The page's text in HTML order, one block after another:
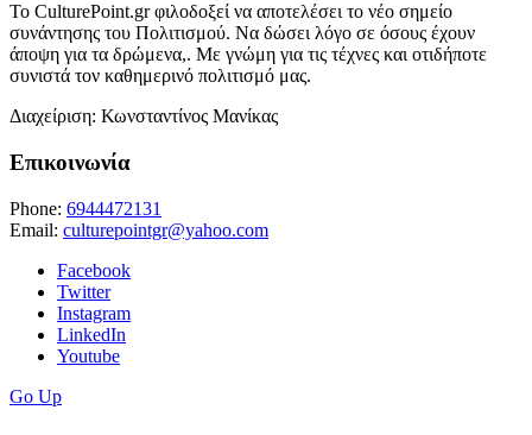
Το CulturePoint.gr φιλοδοξεί να αποτελέσει το νέο σημείο
συνάντησης του Πολιτισμού. Να δώσει λόγο σε όσους έχουν
άποψη για τα δρώμενα,. Με γνώμη για τις τέχνες και οτιδήποτε
συνιστά τον καθημερινό πολιτισμό μας.
Διαχείριση: Κωνσταντίνος Μανίκας
Επικοινωνία
Phone: 6944472131
Email: culturepointgr@yahoo.com
Facebook
Twitter
Instagram
LinkedIn
Youtube
Go Up